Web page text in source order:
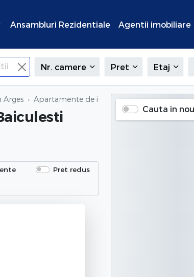
Ansambluri Rezidentiale Agentii imobiliare
Nr. camere Pret Etaj
Arges Apartamente de inchiriat in Baiculesti
Pret redus
Cauta in